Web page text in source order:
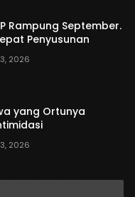
Rampung September.
Penyusunan
2026
yang Ortunya
2026